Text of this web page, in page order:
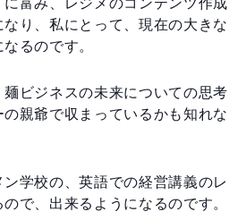
富み、レジメのコンテンツ作成
り、私にとって、現在の大きな
るのです。
ビジネスの未来についての思考
親爺で収まっているかも知れな
学校の、英語での経営講義のレ
で、出来るようになるのです。